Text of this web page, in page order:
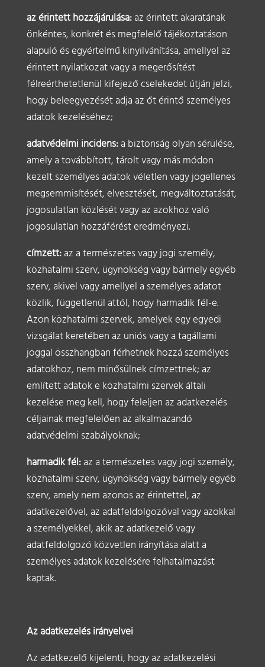
az érintett hozzájárulása:az érintett akaratának
önkéntes, konkrét és megfelelő tájékoztatáson
alapuló és egyértelmű kinyilvánítása, amellyel az
érintett nyilatkozat vagy a megerősítést
félreérthetetlenül kifejező cselekedet útján jelzi,
hogy beleegyezését adja az őt érintő személyes
adatok kezeléséhez;
adatvédelmi incidens:a biztonság olyan sérülése,
amely a továbbított, tárolt vagy más módon
kezelt személyes adatok véletlen vagy jogellenes
megsemmisítését, elvesztését, megváltoztatását,
jogosulatlan közlését vagy az azokhoz való
jogosulatlan hozzáférést eredményezi.
címzett:az a természetes vagy jogi személy,
közhatalmi szerv, ügynökség vagy bármely egyéb
szerv, akivel vagy amellyel a személyes adatot
közlik, függetlenül attól, hogy harmadik fél-e.
Azon közhatalmi szervek, amelyek egy egyedi
vizsgálat keretében az uniós vagy a tagállami
joggal összhangban férhetnek hozzá személyes
adatokhoz, nem minősülnek címzettnek; az
említett adatok e közhatalmi szervek általi
kezelése meg kell, hogy feleljen az adatkezelés
céljainak megfelelően az alkalmazandó
adatvédelmi szabályoknak;
harmadik fél:az a természetes vagy jogi személy,
közhatalmi szerv, ügynökség vagy bármely egyéb
szerv, amely nem azonos az érintettel, az
adatkezelővel, az adatfeldolgozóval vagy azokkal
a személyekkel, akik az adatkezelő vagy
adatfeldolgozó közvetlen irányítása alatt a
személyes adatok kezelésére felhatalmazást
kaptak.
Az adatkezelés irányelvei
Az adatkezelő kijelenti, hogy az adatkezelési